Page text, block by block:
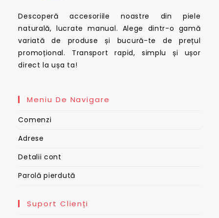
Descoperă accesoriile noastre din piele
naturală, lucrate manual. Alege dintr-o gamă
variată de produse și bucură-te de prețul
promoțional. Transport rapid, simplu și ușor
direct la ușa ta!
Meniu De Navigare
Comenzi
Adrese
Detalii cont
Parolă pierdută
Suport Clienți